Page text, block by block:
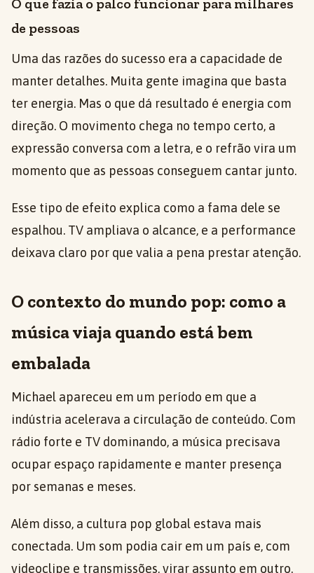
O que fazia o palco funcionar para milhares
de pessoas
Uma das razões do sucesso era a capacidade de
manter detalhes. Muita gente imagina que basta
ter energia. Mas o que dá resultado é energia com
direção. O movimento chega no tempo certo, a
expressão conversa com a letra, e o refrão vira um
momento que as pessoas conseguem cantar junto.
Esse tipo de efeito explica como a fama dele se
espalhou. TV ampliava o alcance, e a performance
deixava claro por que valia a pena prestar atenção.
O contexto do mundo pop: como a
música viaja quando está bem
embalada
Michael apareceu em um período em que a
indústria acelerava a circulação de conteúdo. Com
rádio forte e TV dominando, a música precisava
ocupar espaço rapidamente e manter presença
por semanas e meses.
Além disso, a cultura pop global estava mais
conectada. Um som podia cair em um país e, com
videoclipe e transmissões, virar assunto em outro.